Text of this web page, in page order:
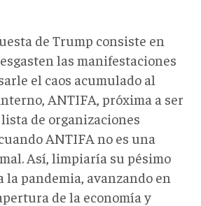
de Trump consiste en
las manifestaciones
el caos acumulado al
ANTIFA, próxima a ser
de organizaciones
ANTIFA no es una
Así, limpiaría su pésimo
la pandemia, avanzando en
de la economía y